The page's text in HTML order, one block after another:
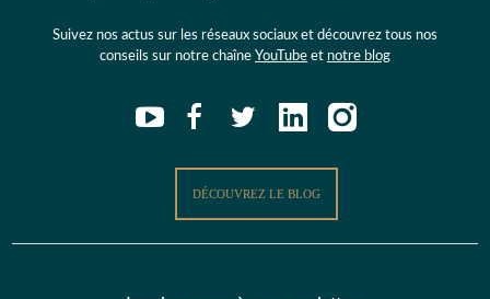
Suivez nos actus sur les réseaux sociaux et découvrez tous nos
conseils sur notre chaîne YouTube et notre blog
DÉCOUVREZ LE BLOG